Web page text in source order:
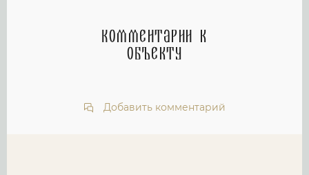
Комментарии к
объекту
Добавить комментарий